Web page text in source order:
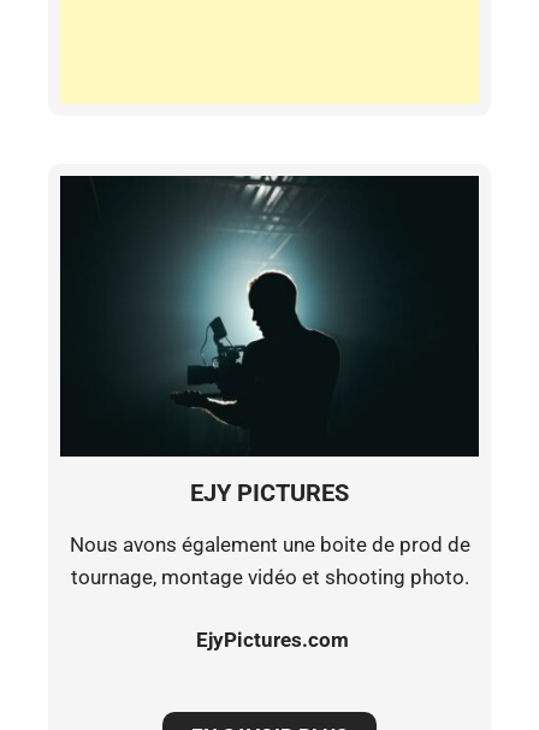
EJY PICTURES
Nous avons également une boite de prod de
tournage, montage vidéo et shooting photo.
EjyPictures.com